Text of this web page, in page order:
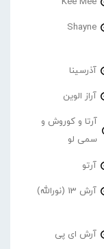
Shayne
آذرسینا
آراز الوین
آرتا و کوروش و
سمی لو
آرتو
آرش 13 (نورالله)
آرش ای پی